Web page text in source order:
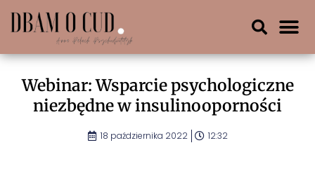
Webinar: Wsparcie psychologiczne
niezbędne w insulinooporności
18 października 2022 12:32